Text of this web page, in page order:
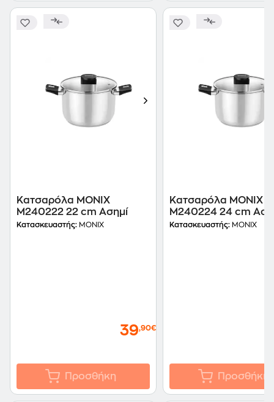
Κατσαρόλα MONIX
M240222 22 cm Ασημί
Κατασκευαστής: MONIX
39,90€
Προσθήκη
Κατσαρόλα MONIX
M240224 24 cm
Κατασκευαστής: MONIX
Προσθήκη